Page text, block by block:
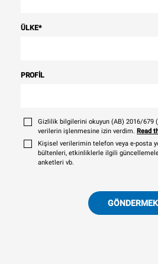
ÜLKE*
PROFIL
Gizlilik bilgilerini okuyun (AB) 2016/679
verilerin işlenmesine izin verdim. Read
Kişisel verilerimin telefon veya e-posta
bültenleri, etkinliklerle ilgili
anketleri vb.
GÖNDERMEK